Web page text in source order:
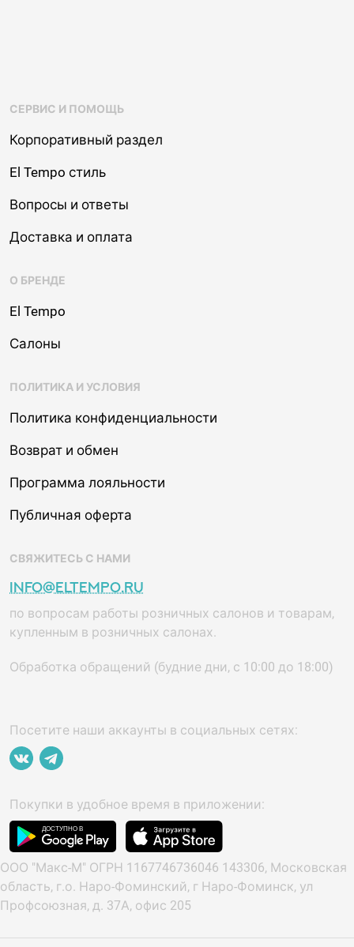
СЕРВИС И ПОМОЩЬ
Корпоративный раздел
El Tempo стиль
Вопросы и ответы
Доставка и оплата
О БРЕНДЕ
El Tempo
Салоны
ПОЛИТИКА И УСЛОВИЯ
Политика конфиденциальности
Возврат и обмен
Программа лояльности
Публичная оферта
СВЯЖИТЕСЬ С НАМИ
info@eltempo.ru
по вопросам работы розничных салонов и товарам,
купленным в розничных салонах.
Обработка обращений (будние дни, с 10:00 до 18:00)
Посетите наши аккаунты в социальных сетях:
Покупки в удобное время в приложении:
ООО "Макс-М" ОГРН 1167746736046 143306, Московская
область, г.о. Наро-Фоминский, г Наро-Фоминск, ул
Профсоюзная, д. 37А, офис 205